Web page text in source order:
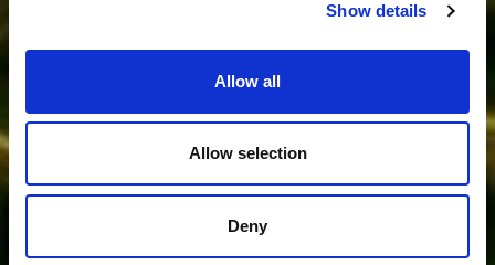
Show details
Allow all
Allow selection
Deny